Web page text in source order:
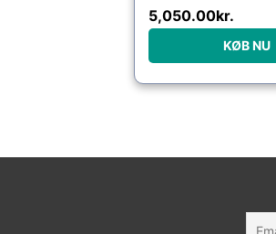
5,050.00kr.
KØB NU